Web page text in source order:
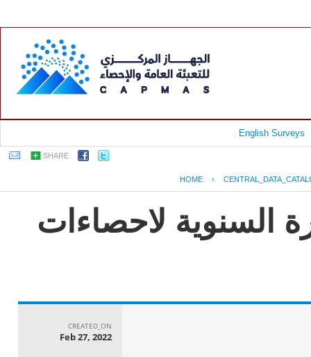
English Surveys
SHARE
HOME ›
السنوية لاحصاءات
CREATED_ON
Feb 27, 2022